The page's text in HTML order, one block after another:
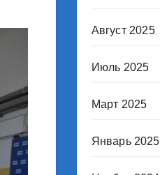
Август 2025
Июль 2025
Март 2025
Январь 2025